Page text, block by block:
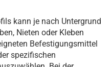
kann je nach Untergrund
Nieten oder Kleben
Befestigungsmittel
spezifischen